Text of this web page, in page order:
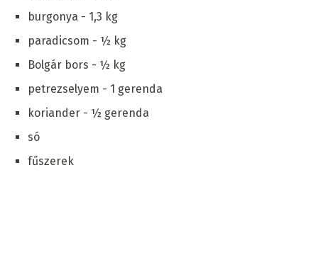
burgonya - 1,3 kg
paradicsom - ½ kg
Bolgár bors - ½ kg
petrezselyem - 1 gerenda
koriander - ½ gerenda
só
fűszerek